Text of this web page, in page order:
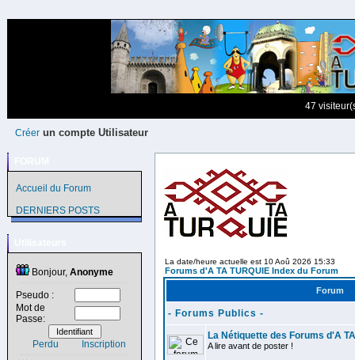
47
Créer un compte Utilisateur
Accueil du Forum
DERNIERS POSTS
Bonjour, Anonyme
Pseudo :
Mot de
Passe:
Perdu Inscription
La date/heure actuelle est 10 Aoû 2026 15:33
Forums d'A TA TURQUIE Index du Forum
Forum
- Forums Publics -
La Nétiquette des Forums d'A
A lire avant de poster !